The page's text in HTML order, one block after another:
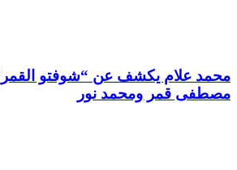
محمد علام يكشف عن “شوفتو
مصطفى قمر ومحمد نور